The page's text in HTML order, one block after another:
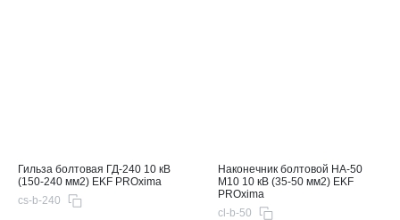
Гильза болтовая ГД-240 10 кВ
(150-240 мм2) EKF PROxima
cs-b-240
Наконечник болтовой НА-50
М10 10 кВ (35-50 мм2) EKF
PROxima
cl-b-50